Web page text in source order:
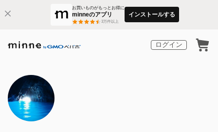
お買いものがもっとお得に
minneのアプリ
3万件以上
インストールする
ログイン